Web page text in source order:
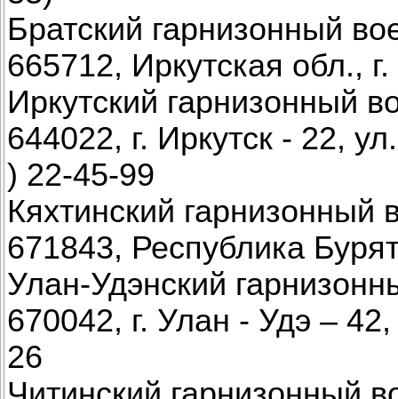
Братский гарнизонный
665712, Иркутская обл.,
Иркутский гарнизонный
644022, г. Иркутск - 22,
) 22-45-99
Кяхтинский гарнизонный
671843, Республика
Улан-Удэнский
670042, г. Улан - Удэ –
26